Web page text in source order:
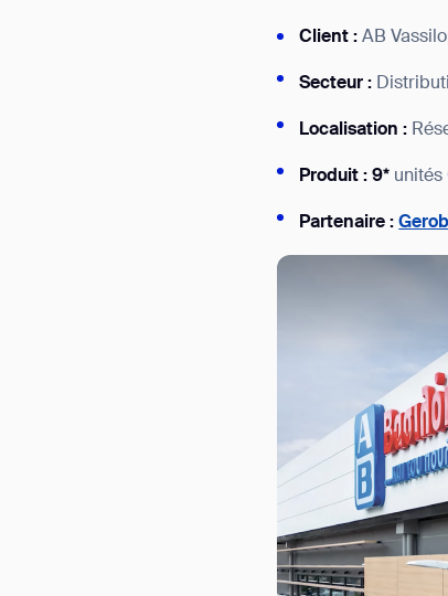
Client :AB
Secteur :
Localisation :
Produit : 9* unités
Partenaire :